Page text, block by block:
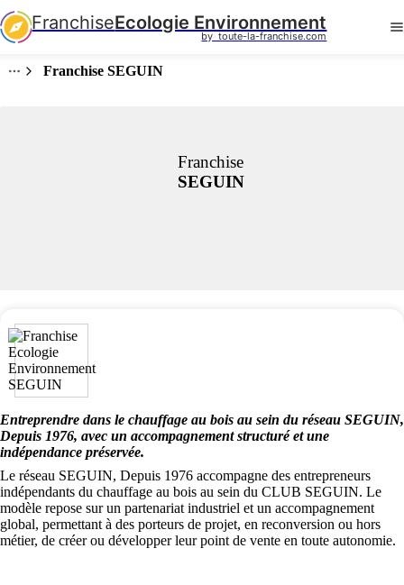
FranchiseEcologie Environnement
by  toute-la-franchise.com
Franchise SEGUIN
Franchise
SEGUIN
Entreprendre dans le chauffage au bois au sein du réseau SEGUIN,
Depuis 1976, avec un accompagnement structuré et une
indépendance préservée.
Le réseau SEGUIN, Depuis 1976 accompagne des entrepreneurs
indépendants du chauffage au bois au sein du CLUB SEGUIN. Le
modèle repose sur un partenariat industriel et un accompagnement
global, permettant à des porteurs de projet, en reconversion ou hors
métier, de créer ou développer leur point de vente en toute autonomie.